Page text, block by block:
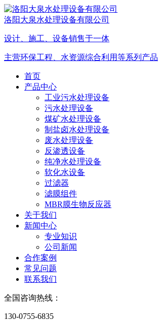
洛阳大泉水处理设备有限公司
设计、施工、设备销售于一体
主营环保工程、水资源综合利用等系列产品
首页
产品中心
工业污水处理设备
污水处理设备
煤矿水处理设备
制盐卤水处理设备
废水处理设备
反渗透设备
纯净水处理设备
软化水设备
过滤器
滤膜组件
MBR膜生物反应器
关于我们
新闻中心
专业知识
公司新闻
合作案例
常见问题
联系我们
全国咨询热线：
130-0755-6835